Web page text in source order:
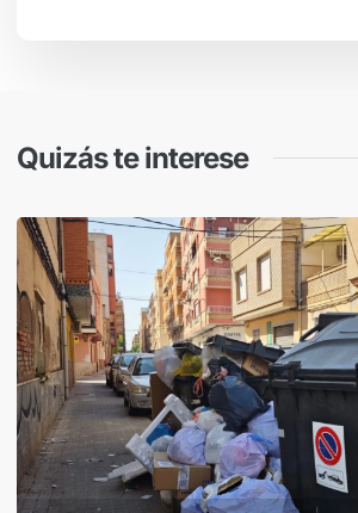
Quizás te interese